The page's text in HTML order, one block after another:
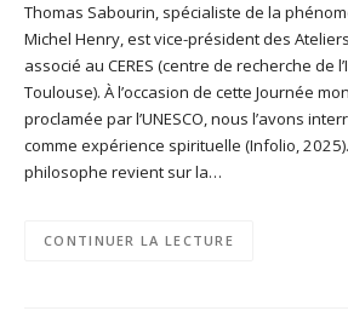
Thomas Sabourin, spécialiste de la
Michel Henry, est vice-président des
associé au CERES (centre de recherche de
Toulouse). À l’occasion de cette Journée
proclamée par l’UNESCO, nous l’avons
comme expérience spirituelle (Infolio,
philosophe revient sur la…
CONTINUER LA LECTURE